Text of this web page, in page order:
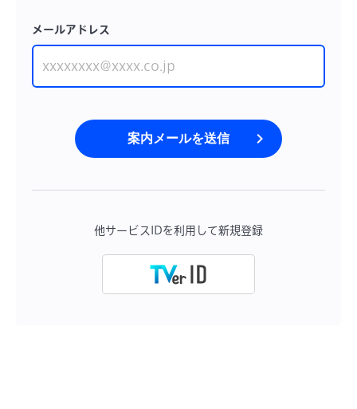
メールアドレス
案内メールを送信
他サービスIDを利用して新規登録